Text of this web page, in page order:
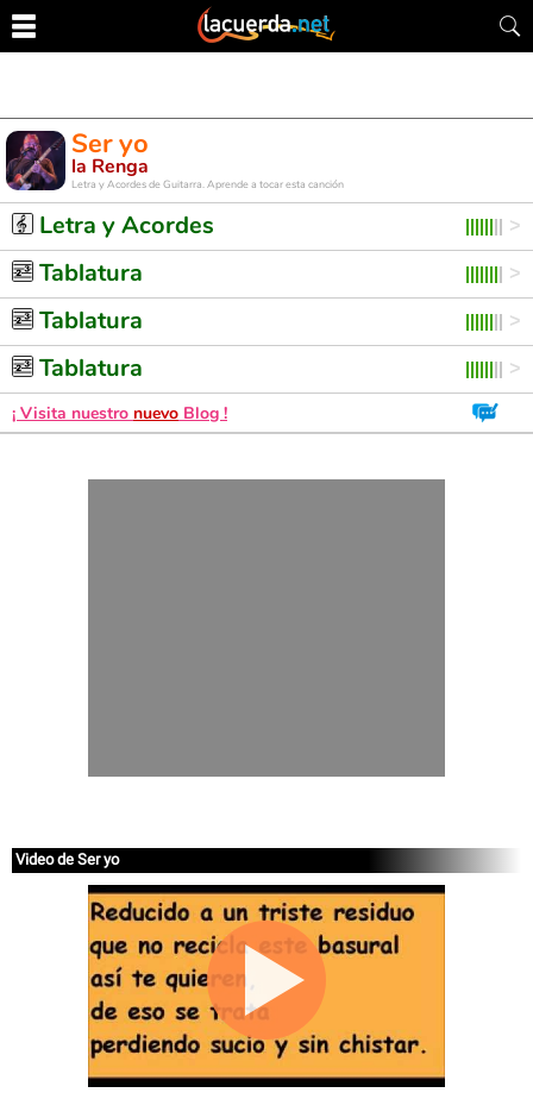
Ser yo
la Renga
Letra y Acordes de Guitarra. Aprende a tocar esta canción
Letra y Acordes
Tablatura
Tablatura
Tablatura
¡ Visita nuestro nuevo Blog !
Video de Ser yo